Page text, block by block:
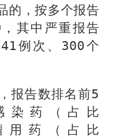
的，按多个报告
其中严重报告
例次、 300个
报告数排名前5
染药（占比
用药（占比